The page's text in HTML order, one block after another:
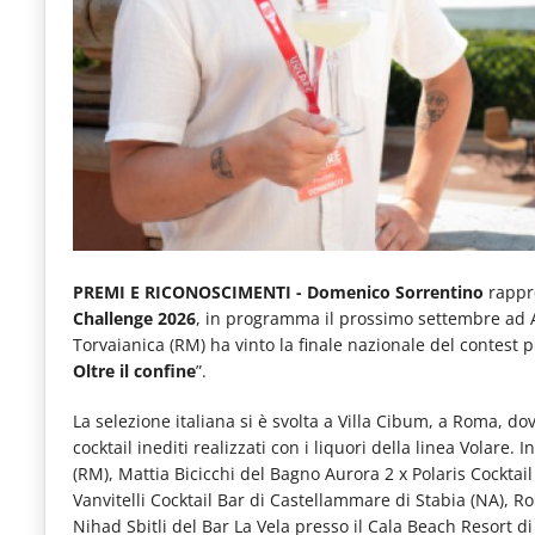
e
articoli
quotidiani
sul
mondo
dell'alimentazione,
dei
consumi
fuoricasa,
del
Service
e
tutte
PREMI E RICONOSCIMENTI - Domenico Sorrentino
Challenge 2026, in programma il prossimo settembre ad
Torvaianica (RM) ha vinto la finale nazionale del contest
Oltre il confine”.
La selezione italiana si è svolta a Villa Cibum, a Roma,
cocktail inediti realizzati con i liquori della linea Volare.
(RM), Mattia Bicicchi del Bagno Aurora 2 x Polaris
Vanvitelli Cocktail Bar di Castellammare di Stabia (NA),
Nihad Sbitli del Bar La Vela presso il Cala Beach Resort